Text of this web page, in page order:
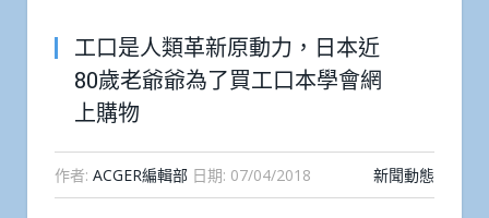
工口是人類革新原動力，日本近
80歲老爺爺為了買工口本學會網
上購物
作者: ACGER編輯部 日期: 07/04/2018 新聞動態